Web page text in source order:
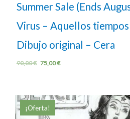
Summer Sale (Ends
Virus – Aquellos
Dibujo original – Cera
90,00€ 75,00€
¡Oferta!